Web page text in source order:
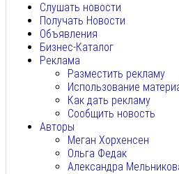
Слушать новости
Получать Новости
Объявления
Бизнес-Каталог
Реклама
Разместить рекламу
Использование
Как дать рекламу
Сообщить новость
Авторы
Меган Хорхенсен
Ольга Федак
Александра